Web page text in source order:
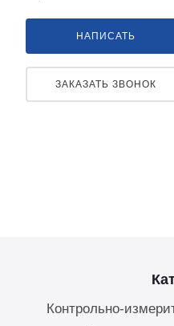
НАПИСАТЬ
ЗАКАЗАТЬ ЗВОНОК
Контрольно-